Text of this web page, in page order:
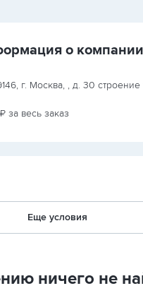
о компании
г. Москва, , д. 30
за весь заказ
Еще условия
ничего не